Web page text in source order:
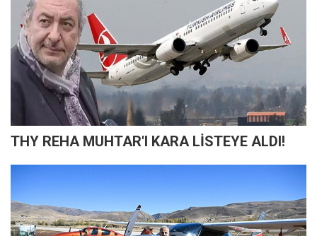
THY REHA MUHTAR'I KARA LİSTEYE ALDI!